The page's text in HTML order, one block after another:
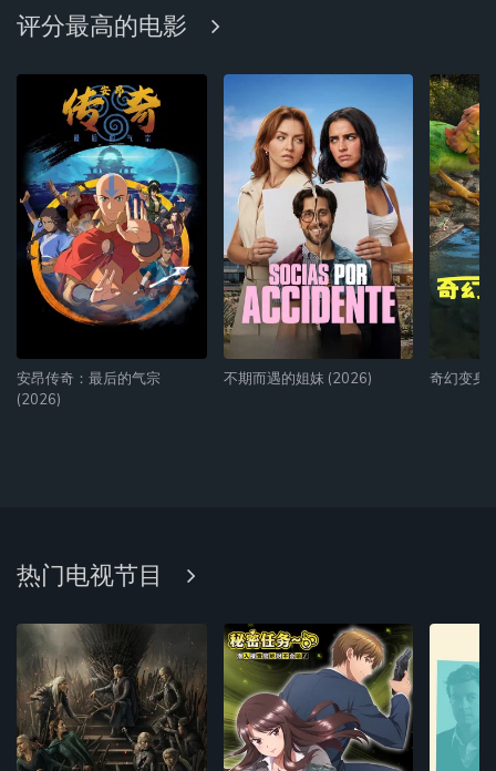
评分最高的电影
安昂传奇：最后的气宗
(2026)
不期而遇的姐妹 (2026) 奇幻变身
热门电视节目